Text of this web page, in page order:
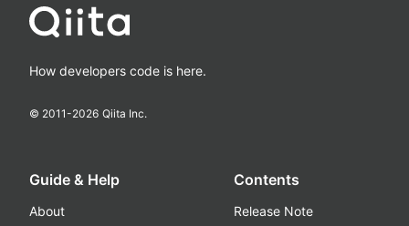
How developers code is here.
© 2011-2026 Qiita Inc.
Guide & Help
About
Contents
Release Note